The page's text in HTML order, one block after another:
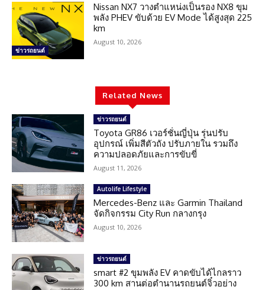
ข่าวรถยนต์
Nissan NX7 วางตำแหน่งเป็นรอง NX8 ขุม
พลัง PHEV ขับด้วย EV Mode ได้สูงสุด 225
km
August 10, 2026
Related News
ข่าวรถยนต์
Toyota GR86 เวอร์ชั่นญี่ปุ่น รุ่นปรับ
อุปกรณ์ เพิ่มสีตัวถัง ปรับภายใน รวมถึง
ความปลอดภัยและการขับขี่
August 11, 2026
Autolife Lifestyle
Mercedes-Benz และ Garmin Thailand
จัดกิจกรรม City Run กลางกรุง
August 10, 2026
ข่าวรถยนต์
smart #2 ขุมพลัง EV คาดขับได้ไกลราว
300 km สานต่อตำนานรถยนต์จิ๋วอย่าง